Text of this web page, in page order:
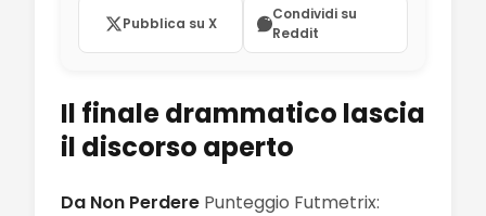
Pubblica su X
Condividi su
Reddit
Il finale drammatico lascia
il discorso aperto
Da Non Perdere Punteggio Futmetrix: